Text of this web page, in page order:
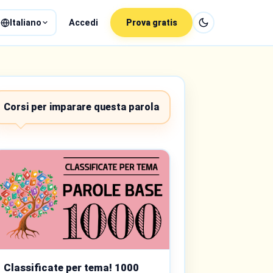
Italiano Accedi Prova gratis
Corsi per imparare questa parola
Classificate per tema! 1000